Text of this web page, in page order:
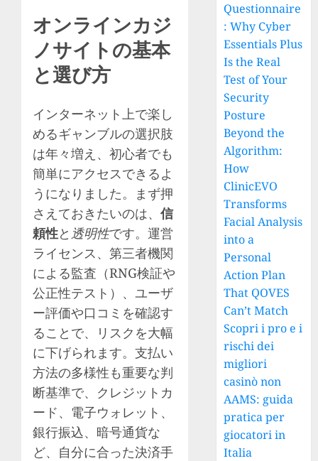
オンラインカジ
ノサイトの基本
と選び方
インターネット上で楽し
めるギャンブルの選択肢
は年々増え、初心者でも
簡単にアクセスできるよ
うになりました。まず押
さえておきたいのは、 信
頼性と 透明性です。運営
ライセンス、第三者機関
による監査（RNG検証や
公正性テスト）、ユーザ
ー評価や口コミを確認す
ることで、リスクを大幅
に下げられます。支払い
方法の多様性も重要な判
断基準で、クレジットカ
ード、電子ウォレット、
銀行振込、暗号通貨な
ど、自分に合った決済手
Questionnaire
: Why Cyber
Essentials Plus
Is the Real
Test of Your
Security
Posture
Beyond the
Algorithm:
How
ClinicEVO
Transforms
Facial Analysis
into a
Personal
Action Plan
That QOVES
Can’t Match
Scopri i pro e i
rischi dei
migliori
casinò non
AAMS: guida
pratica per
giocatori in
Italia